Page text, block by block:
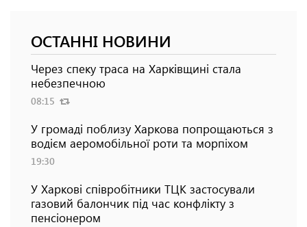
ОСТАННІ НОВИНИ
Через спеку траса на Харківщині стала
небезпечною
08:15
У громаді поблизу Харкова попрощаються з
водієм аеромобільної роти та морпіхом
19:30
У Харкові співробітники ТЦК застосували
газовий балончик під час конфлікту з
пенсіонером